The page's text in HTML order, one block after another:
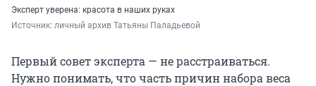
Эксперт уверена: красота в наших руках
Источник: личный архив Татьяны Паладьевой
Первый совет эксперта — не расстраиваться.
Нужно понимать, что часть причин набора веса